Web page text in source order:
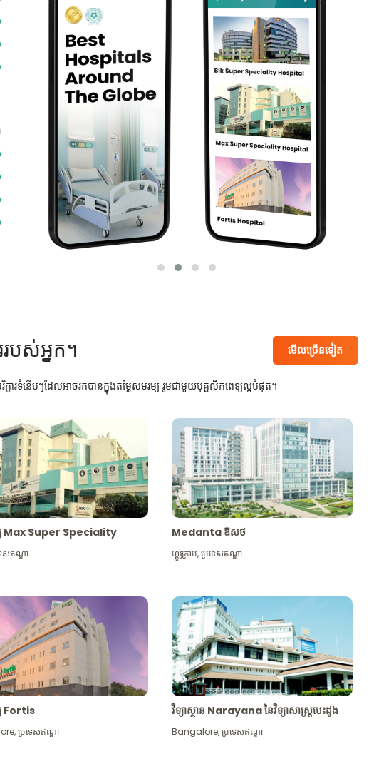
របស់អ្នក។ មើល​ច្រើន​ទៀត
ទំនើបៗដែលអាចរកបានក្នុងតម្លៃសមរម្យ រួមជាមួយបុគ្គលិកពេទ្យល្អបំផុត។
ទ្យ Max Super Speciality
សឥណ្ឌា
Medanta ឱសថ
ហ្គូរូក្រាម,ប្រទេសឥណ្ឌា
យ Fortis
,ប្រទេសឥណ្ឌា
វិទ្យាស្ថាន Narayana នៃវិទ្យាសាស្រ្តបេះដូង
Bangalore,ប្រទេសឥណ្ឌា